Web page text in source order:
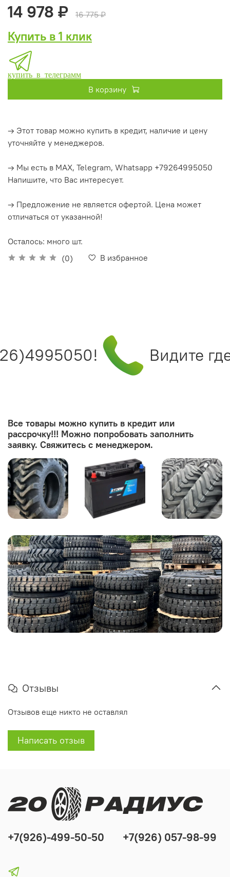
(0) В избранное
14 978 ₽ 16 775 ₽
Купить в 1 клик
купить в телеграмм
В корзину
→ Этот товар можно купить в кредит, наличие и цену
уточняйте у менеджеров.
→ Мы есть в MAX, Telegram, Whatsapp +79264995050
Напишите, что Вас интересует.
→ Предложение не является офертой. Цена может
отличаться от указанной!
Осталось: много шт.
Видите
Все товары можно купить в кредит или
рассрочку!!! Можно попробовать заполнить
заявку. Свяжитесь с менеджером.
Отзывы
Отзывов еще никто не оставлял
Написать отзыв
+7(926)-499-50-50 +7(926) 057-98-99